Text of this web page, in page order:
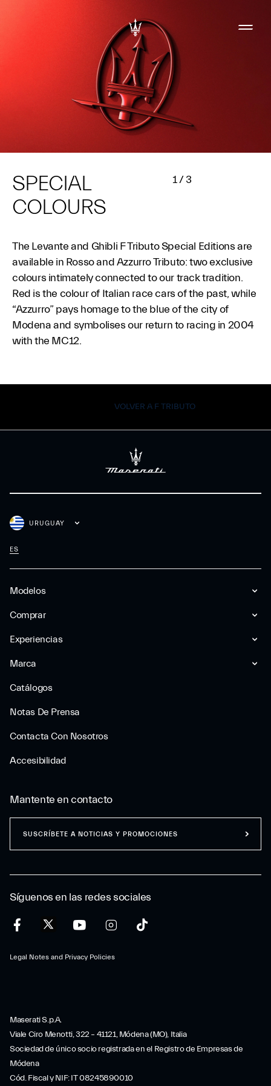
SPECIAL
COLOURS
1/3
The Levante and Ghibli F Tributo Special Editions are
available in Rosso and Azzurro Tributo: two exclusive
colours intimately connected to our track tradition.
Red is the colour of Italian race cars of the past, while
“Azzurro” pays homage to the blue of the city of
Modena and symbolises our return to racing in 2004
with the MC12.
VOLVER A F TRIBUTO
Modelos
Comprar
Experiencias
Marca
Catálogos
Notas De Prensa
Contacta Con Nosotros
Accesibilidad
URUGUAY
ES
Síguenos en las redes sociales
Legal Notes and Privacy Policies
Mantente en contacto
SUSCRÍBETE A NOTICIAS Y PROMOCIONES
Maserati S.p.A.
Viale Ciro Menotti, 322 – 41121, Módena (MO), Italia
Sociedad de único socio registrada en el Registro de Empresas de
Módena
Cód. Fiscal y NIF: IT 08245890010